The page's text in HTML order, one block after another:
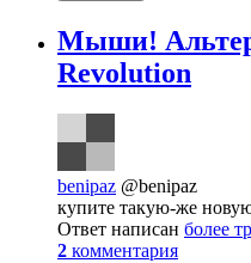
Мыши!
Revolution
benipaz @benipaz
купите такую-же
Ответ написан более
2 комментария